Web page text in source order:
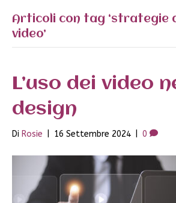
Articoli con tag ‘strategie
video’
L’uso dei video
design
Di Rosie 16 Settembre 2024 0